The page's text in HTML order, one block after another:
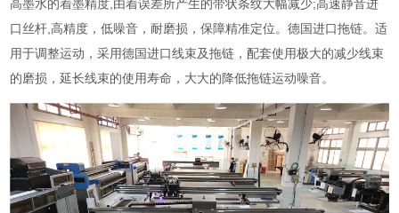
高墨水的着墨精度,由着误差所产生的带状条纹大幅减少;高速静音进
口丝杆,高精度，低噪音，耐磨损，保障精准定位。德国进口拖链。适
用于调整运动，采用德国进口线束及拖链，配套使用极大的减少线束
的磨损，延长线束的使用寿命，大大的降低拖链运动噪音。